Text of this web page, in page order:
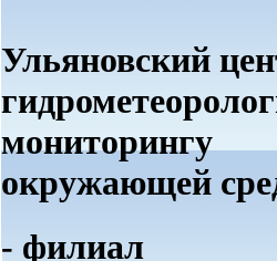
Ульяновский
мониторингу
окружающей
- филиал